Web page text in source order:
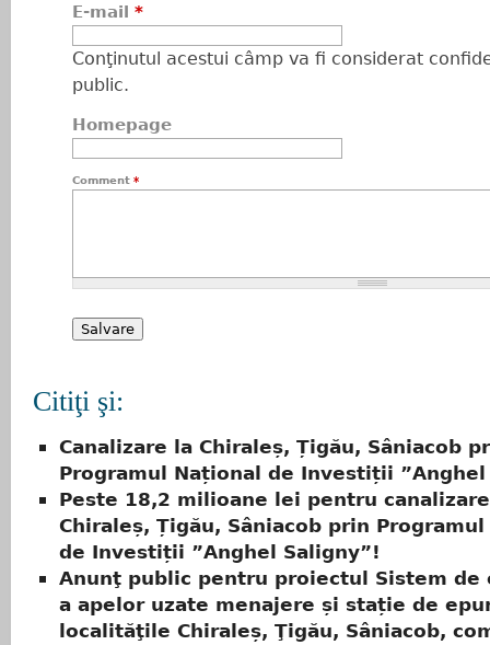
E-mail *
Conţinutul acestui câmp va fi considerat
public.
Homepage
Comment *
Citiţi şi:
Canalizare la Chiraleș, Țigău, Sâniacob
Programul Național de Investiții
Peste 18,2 milioane lei pentru
Chiraleș, Țigău, Sâniacob prin
de Investiții ”Anghel Saligny”!
Anunţ public pentru proiectul Sistem de
a apelor uzate menajere și stație de
localităţile Chiraleș, Ţigău, Sâniacob,